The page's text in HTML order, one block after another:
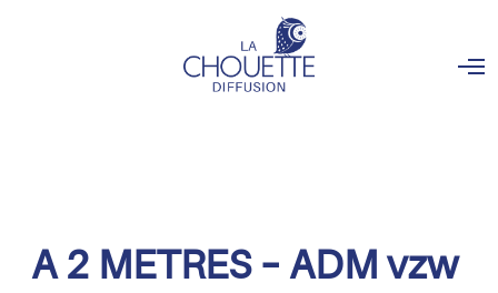
O
A 2 METRES – ADM vzw